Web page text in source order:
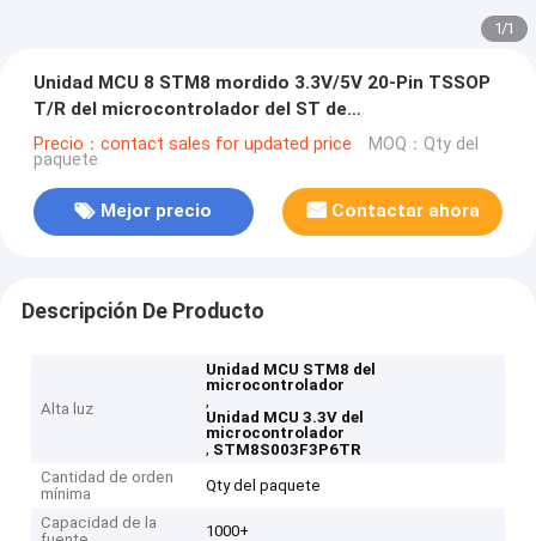
1/1
Unidad MCU 8 STM8 mordido 3.3V/5V 20-Pin TSSOP
T/R del microcontrolador del ST de
STM8S003F3P6TR
Precio：contact sales for updated price MOQ：Qty del
paquete
Mejor precio Contactar ahora
Descripción De Producto
Alta luz
Unidad MCU STM8 del
microcontrolador
,
Unidad MCU 3.3V del
microcontrolador
, STM8S003F3P6TR
Cantidad de orden
mínima
Qty del paquete
Capacidad de la
1000+